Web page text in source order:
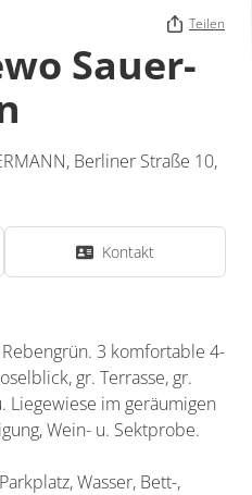
Teilen
Sauer-
Berliner Straße 10,
Kontakt
3 komfortable 4-
gr. Terrasse, gr.
Liegewiese im geräumigen
Wein- u. Sektprobe.
Wasser, Bett-,